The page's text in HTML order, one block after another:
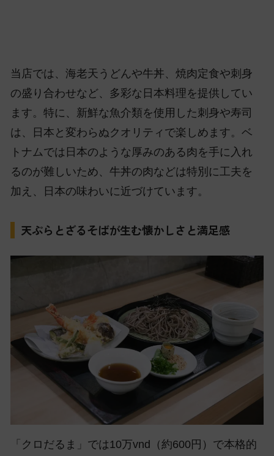
当店では、海老天うどんや牛丼、焼肉定食や刺身
の盛り合わせなど、多彩な日本料理を提供してい
ます。特に、新鮮な魚介類を使用した刺身や寿司
は、日本と変わらぬクオリティで楽しめます。ベ
トナムでは日本のような厚みのある肉を手に入れ
るのが難しいため、牛丼の肉などは特別に工夫を
加え、日本の味わいに近づけています。
天ぷらとざるそばが生む懐かしさと満足感
「クロだるま」では10万vnd（約600円）で本格的